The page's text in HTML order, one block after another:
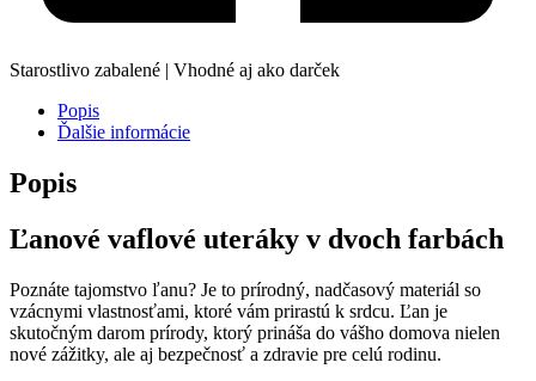
Starostlivo zabalené | Vhodné aj ako darček
Popis
Ďalšie informácie
Popis
Ľanové vaflové uteráky v dvoch farbách
Poznáte tajomstvo ľanu? Je to prírodný, nadčasový materiál so
vzácnymi vlastnosťami, ktoré vám prirastú k srdcu. Ľan je
skutočným darom prírody, ktorý prináša do vášho domova nielen
nové zážitky, ale aj bezpečnosť a zdravie pre celú rodinu.